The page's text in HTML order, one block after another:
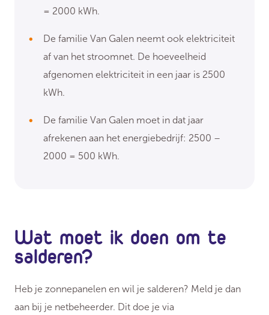
= 2000 kWh.
De familie Van Galen neemt ook elektriciteit
af van het stroomnet. De hoeveelheid
afgenomen elektriciteit in een jaar is 2500
kWh.
De familie Van Galen moet in dat jaar
afrekenen aan het energiebedrijf: 2500 –
2000 = 500 kWh.
Wat moet ik doen om te
salderen?
Heb je zonnepanelen en wil je salderen? Meld je dan
aan bij je netbeheerder. Dit doe je via